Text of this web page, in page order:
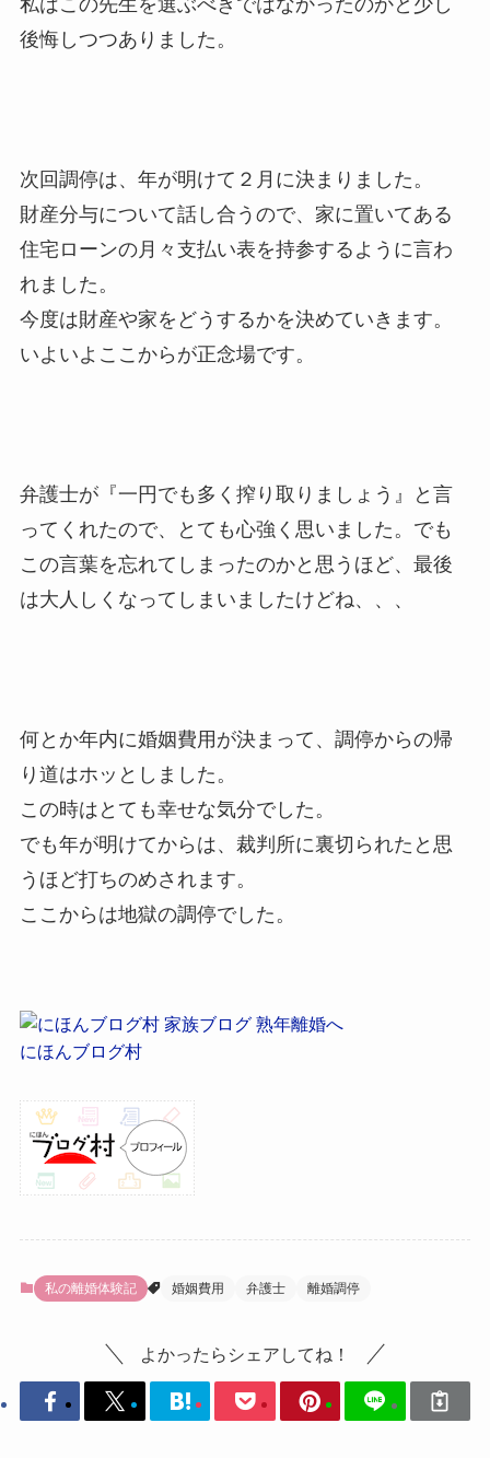
私はこの先生を選ぶべきではなかったのかと少し
後悔しつつありました。
次回調停は、年が明けて２月に決まりました。
財産分与について話し合うので、家に置いてある
住宅ローンの月々支払い表を持参するように言わ
れました。
今度は財産や家をどうするかを決めていきます。
いよいよここからが正念場です。
弁護士が『一円でも多く搾り取りましょう』と言
ってくれたので、とても心強く思いました。でも
この言葉を忘れてしまったのかと思うほど、最後
は大人しくなってしまいましたけどね、、、
何とか年内に婚姻費用が決まって、調停からの帰
り道はホッとしました。
この時はとても幸せな気分でした。
でも年が明けてからは、裁判所に裏切られたと思
うほど打ちのめされます。
ここからは地獄の調停でした。
にほんブログ村
私の離婚体験記 婚姻費用 弁護士 離婚調停
よかったらシェアしてね！